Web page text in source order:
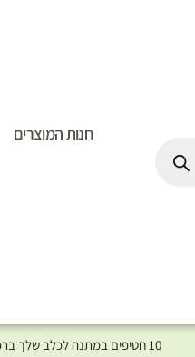
חנות המוצרים
10 חטיפים במתנה לכלב שלך ברכישת מוצר מקטגוריית המומלצים ⤎ לחצו כאן למוצרים המומלצים לכלב